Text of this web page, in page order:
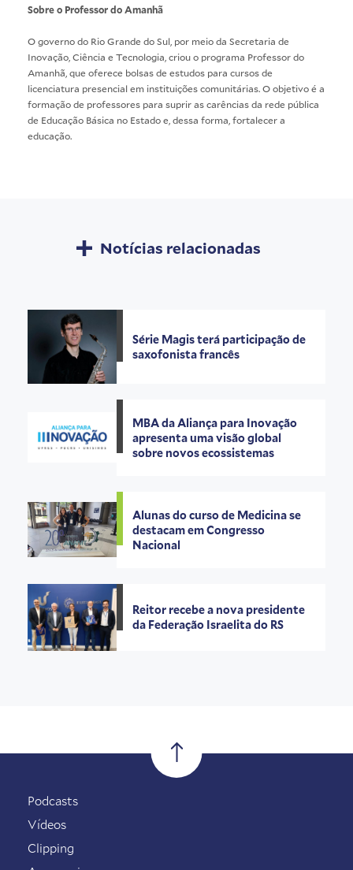
Sobre o Professor do Amanhã
O governo do Rio Grande do Sul, por meio da Secretaria de
Inovação, Ciência e Tecnologia, criou o programa Professor do
Amanhã, que oferece bolsas de estudos para cursos de
licenciatura presencial em instituições comunitárias. O objetivo é a
formação de professores para suprir as carências da rede pública
de Educação Básica no Estado e, dessa forma, fortalecer a
educação.
Notícias relacionadas
Série Magis terá participação de
saxofonista francês
MBA da Aliança para Inovação
apresenta uma visão global
sobre novos ecossistemas
Alunas do curso de Medicina se
destacam em Congresso
Nacional
Reitor recebe a nova presidente
da Federação Israelita do RS
Podcasts
Vídeos
Clipping